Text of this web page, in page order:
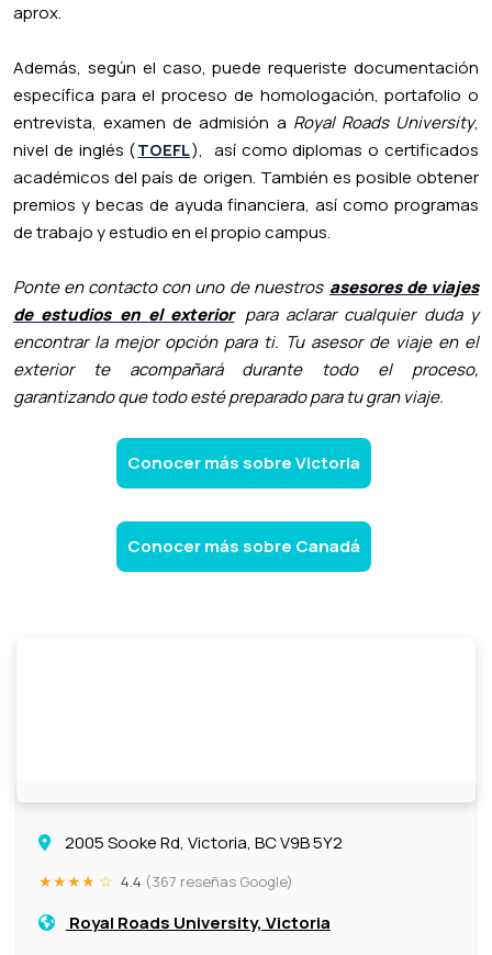
aprox.
Además, según el caso, puede requeriste documentación
específica para el proceso de homologación, portafolio o
entrevista, examen de admisión a Royal Roads University,
nivel de inglés (TOEFL), así como diplomas o certificados
académicos del país de origen. También es posible obtener
premios y becas de ayuda financiera, así como programas
de trabajo y estudio en el propio campus.
Ponte en contacto con uno de nuestros asesores de viajes
de estudios en el exterior para aclarar cualquier duda y
encontrar la mejor opción para ti. Tu asesor de viaje en el
exterior te acompañará durante todo el proceso,
garantizando que todo esté preparado para tu gran viaje.
Conocer más sobre Victoria
Conocer más sobre Canadá
2005 Sooke Rd, Victoria, BC V9B 5Y2
★★★★ ☆ 4.4 (367 reseñas Google)
Royal Roads University, Victoria